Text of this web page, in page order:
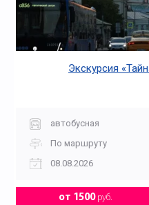
Экскурсия
автобусная
По маршруту
08.08.2026
от 1500руб.